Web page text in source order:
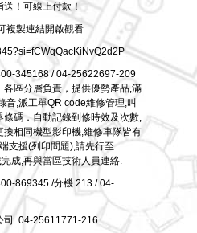
！可線上付款！
複製連結開啟觀看
345168 / 04-25622697-209
各區分層負責，提供優勢產品,滿
音,派工單QR code維修管理,叫
碼．自動記錄到修時效及次數,
換相同機型影印機,維修車隊皆有
支援(列印問題),請先行至
成,再與當區技術人員連絡.
869345 /分機 213 / 04-
司 04-25611771-216